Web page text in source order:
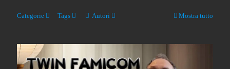
Categorie Tags Autori Mostra tutto